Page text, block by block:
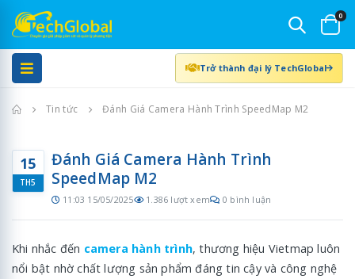
0
Trở thành đại lý TechGlobal
Trang chủ
Tin tức Đánh Giá Camera Hành Trình SpeedMap M2
15
TH5
Đánh Giá Camera Hành Trình
SpeedMap M2
11:03 15/05/2025 1.386 lượt xem 0 bình luận
Khi nhắc đến camera hành trình, thương hiệu Vietmap luôn
nổi bật nhờ chất lượng sản phẩm đáng tin cậy và công nghệ